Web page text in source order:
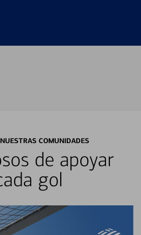
COMUNIDADES
de apoyar
gol